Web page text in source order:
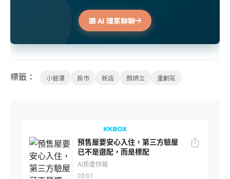
跟 AI 理家聊聊
標籤： 小碧潭 房市 新店 顏炳立 重劃區